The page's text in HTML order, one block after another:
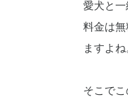
愛犬と
料金は
ますよね
そこでこ